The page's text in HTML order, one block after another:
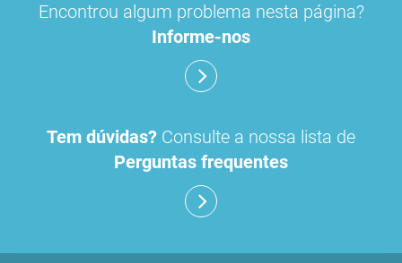
Encontrou algum problema nesta página?
Informe-nos
Tem dúvidas? Consulte a nossa lista de
Perguntas frequentes